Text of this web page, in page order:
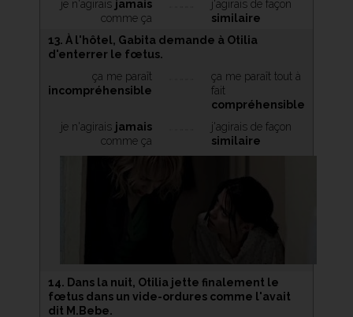
je n'agirais jamais
comme ça
j'agirais de façon
similaire
13. À l'hôtel, Gabita demande à Otilia
d'enterrer le fœtus.
ça me paraît
incompréhensible
ça me paraît tout à
fait
compréhensible
je n'agirais jamais
comme ça
j'agirais de façon
similaire
14. Dans la nuit, Otilia jette finalement le
fœtus dans un vide-ordures comme l'avait
dit M.Bebe.